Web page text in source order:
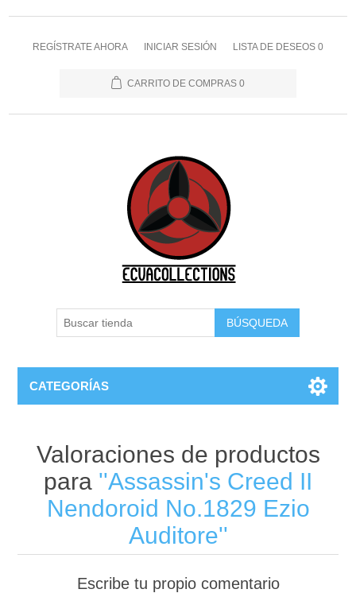
REGÍSTRATE AHORA INICIAR SESIÓN LISTA DE DESEOS 0
CARRITO DE COMPRAS 0
BÚSQUEDA
CATEGORÍAS
Valoraciones de productos
para
Assassin's Creed II
Nendoroid No.1829 Ezio
Auditore
Escribe tu propio comentario